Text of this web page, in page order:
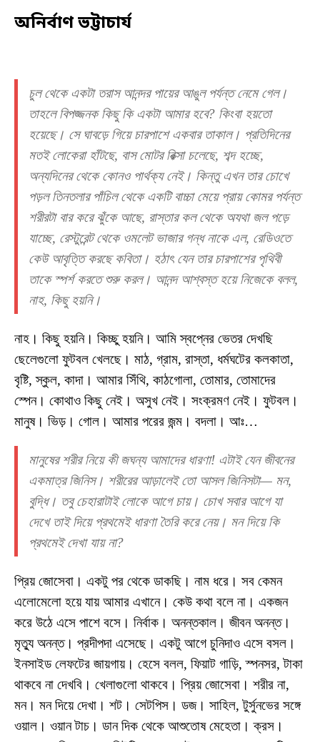
অনির্বাণভট্টাচার্য
চুল থেকে একটা তরাস আনন্দর পায়ের আঙুল পর্যন্ত নেমে গেল।
তাহলে বিপজ্জনক কিছু কি একটা আমার হবে? কিংবা হয়তো
হয়েছে। সে ঘাবড়ে গিয়ে চারপাশে একবার তাকাল। প্রতিদিনের
মতই লোকেরা হাঁটছে, বাস মোটর রিক্সা চলেছে, শব্দ হচ্ছে,
অন্যদিনের থেকে কোনও পার্থক্য নেই। কিন্তু এখন তার চোখে
পড়ল তিনতলার পাঁচিল থেকে একটি বাচ্চা মেয়ে প্রায় কোমর পর্যন্ত
শরীরটা বার করে ঝুঁকে আছে, রাস্তার কল থেকে অযথা জল পড়ে
যাচ্ছে, রেস্টুরেন্ট থেকে ওমলেট ভাজার গন্ধ নাকে এল, রেডিওতে
কেউ আবৃত্তি করছে কবিতা। হঠাৎ যেন তার চারপাশের পৃথিবী
তাকে স্পর্শ করতে শুরু করল। আনন্দ আশ্বস্ত হয়ে নিজেকে বলল,
নাহ, কিছু হয়নি।
নাহ। কিছু হয়নি। কিচ্ছু হয়নি। আমি স্বপ্নের ভেতর দেখছি
ছেলেগুলো ফুটবল খেলছে। মাঠ, গ্রাম, রাস্তা, ধর্মঘটের কলকাতা,
বৃষ্টি, স্কুল, কাদা। আমার সিঁথি, কাঠগোলা, তোমার, তোমাদের
স্পেন। কোথাও কিছু নেই। অসুখ নেই। সংক্রমণ নেই। ফুটবল।
মানুষ। ভিড়। গোল। আমার পরের জন্ম। বদলা। আঃ…
মানুষের শরীর নিয়ে কী জঘন্য আমাদের ধারণা! এটাই যেন জীবনের
একমাত্র জিনিস। শরীরের আড়ালেই তো আসল জিনিসটা— মন,
বুদ্ধি। তবু চেহারাটাই লোকে আগে চায়। চোখ সবার আগে যা
দেখে তাই দিয়ে প্রথমেই ধারণা তৈরি করে নেয়। মন দিয়ে কি
প্রথমেই দেখা যায় না?
প্রিয় জোসেবা। একটু পর থেকে ডাকছি। নাম ধরে। সব কেমন
এলোমেলো হয়ে যায় আমার এখানে। কেউ কথা বলে না। একজন
করে উঠে এসে পাশে বসে। নির্বাক। অনন্তকাল। জীবন অনন্ত।
মৃত্যু অনন্ত। প্রদীপদা এসেছে। একটু আগে চুনিদাও এসে বসল।
ইনসাইড লেফটের জায়গায়। হেসে বলল, ফিয়াট গাড়ি, স্পনসর, টাকা
থাকবে না দেখবি। খেলাগুলো থাকবে। প্রিয় জোসেবা। শরীর না,
মন। মন দিয়ে দেখা। শট। সেটপিস। ডজ। সাহিল, টুর্সুনভের সঙ্গে
ওয়াল। ওয়ান টাচ। ডান দিক থেকে আশুতোষ মেহেতা। ক্রস।